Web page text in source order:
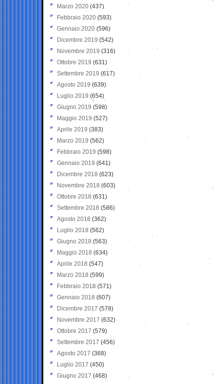
Marzo 2020 (437)
Febbraio 2020 (593)
Gennaio 2020 (596)
Dicembre 2019 (542)
Novembre 2019 (316)
Ottobre 2019 (631)
Settembre 2019 (617)
Agosto 2019 (639)
Luglio 2019 (654)
Giugno 2019 (598)
Maggio 2019 (527)
Aprile 2019 (383)
Marzo 2019 (562)
Febbraio 2019 (598)
Gennaio 2019 (641)
Dicembre 2018 (623)
Novembre 2018 (603)
Ottobre 2018 (631)
Settembre 2018 (586)
Agosto 2018 (362)
Luglio 2018 (562)
Giugno 2018 (563)
Maggio 2018 (634)
Aprile 2018 (547)
Marzo 2018 (599)
Febbraio 2018 (571)
Gennaio 2018 (607)
Dicembre 2017 (578)
Novembre 2017 (632)
Ottobre 2017 (579)
Settembre 2017 (456)
Agosto 2017 (368)
Luglio 2017 (450)
Giugno 2017 (468)